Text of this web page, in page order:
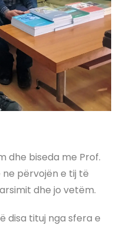
dhe biseda me Prof.
ne përvojën e tij të
dhe jo vetëm.
disa tituj nga sfera e